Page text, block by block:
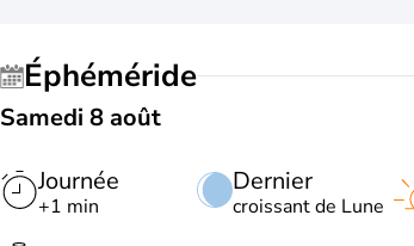
Éphéméride
Samedi 8 août
Journée
+1 min
Dernier
croissant de Lune